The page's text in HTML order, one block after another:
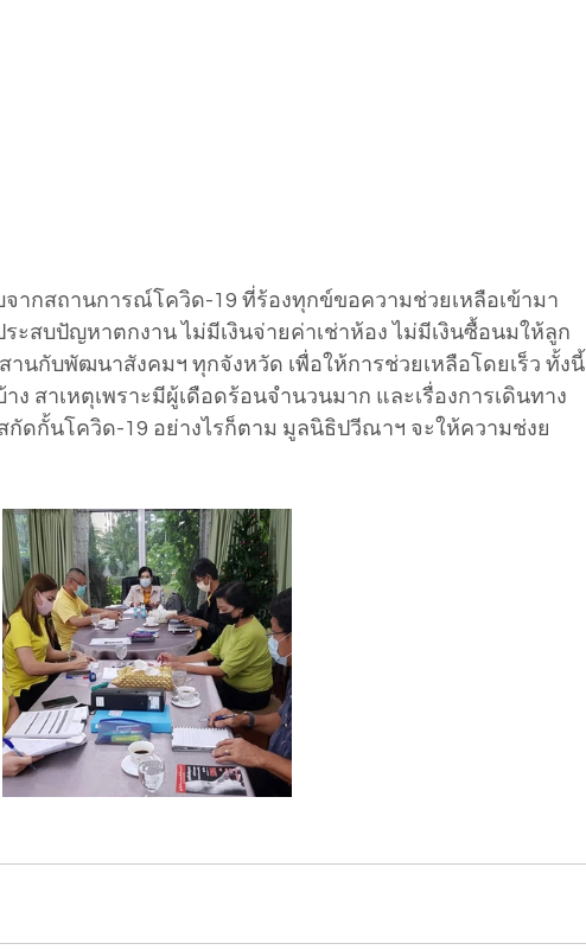
ากสถานการณ์โควิด-19 ที่ร้องทุกข์ขอความช่วยเหลือเข้ามา
ะสบปัญหาตกงาน ไม่มีเงินจ่ายค่าเช่าห้อง ไม่มีเงินซื้อนมให้ลูก
นกับพัฒนาสังคมฯ ทุกจังหวัด เพื่อให้การช่วยเหลือโดยเร็ว ทั้งนี้
สาเหตุเพราะมีผู้เดือดร้อนจำนวนมาก และเรื่องการเดินทาง
กัดกั้นโควิด-19 อย่างไรก็ตาม มูลนิธิปวีณาฯ จะให้ความช่งย